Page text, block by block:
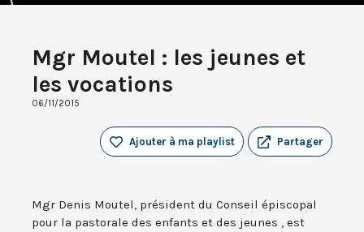
Mgr Moutel : les jeunes et
les vocations
06/11/2015
Partager
Ajouter à ma playlist
Mgr Denis Moutel, président du Conseil épiscopal
pour la pastorale des enfants et des jeunes , est